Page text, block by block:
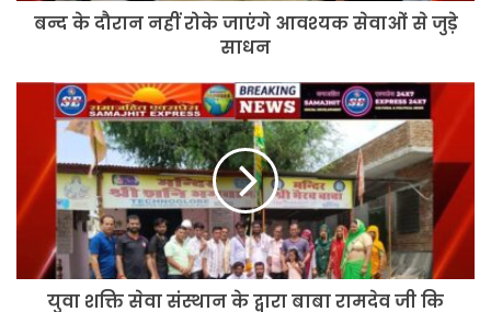
बन्द के दौरान नहीं रोके जाएंगे आवश्यक सेवाओं से जुड़े
साधन
संस्थान
द्वारा
बाबा
जी
युवा शक्ति सेवा संस्थान के द्वारा बाबा रामदेव जी कि